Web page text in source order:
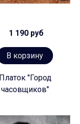
1 190 руб
В корзину
Платок "Город
часовщиков"